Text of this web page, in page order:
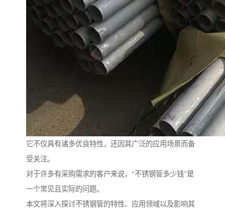
它不仅具有诸多优良特性，还因其广泛的应用场景而备
受关注。
对于许多有采购需求的客户来说，“不锈钢管多少钱”是
一个常见且实际的问题。
本文将深入探讨不锈钢管的特性、应用领域以及影响其